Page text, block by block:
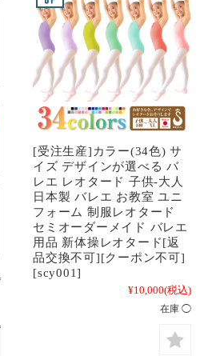
[受注生産]カラー(34色) サ
イズ デザインが選べる バ
レエ レオタード 子供-大人
日本製 バレエ お教室 ユニ
フォーム 制服レオタード
セミオーダーメイド バレエ
用品 新体操レオタード[返
品交換不可][クーポン不可]
[scy001]
¥10,000(税込)
在庫 ◯